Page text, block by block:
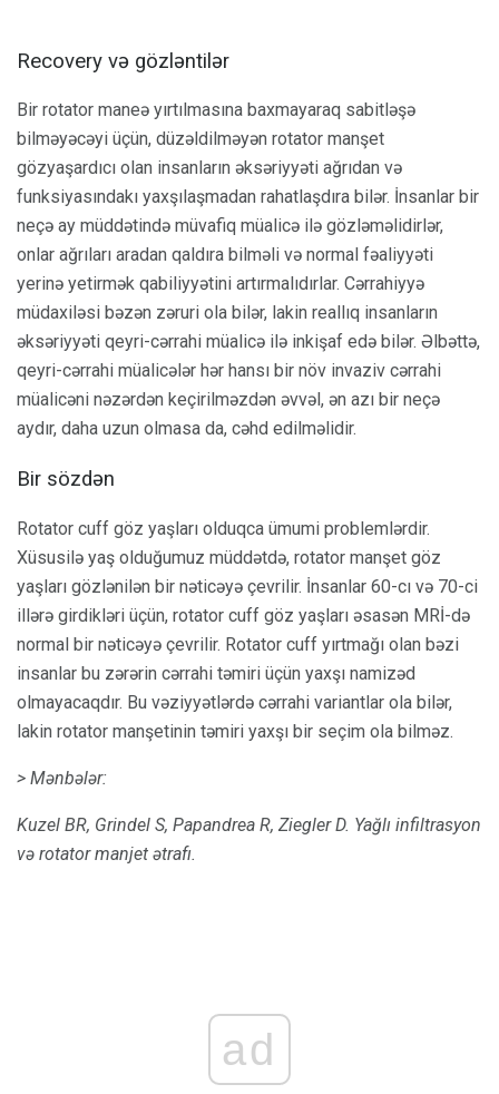
Recovery və gözləntilər
Bir rotator maneə yırtılmasına baxmayaraq sabitləşə
bilməyəcəyi üçün, düzəldilməyən rotator manşet
gözyaşardıcı olan insanların əksəriyyəti ağrıdan və
funksiyasındakı yaxşılaşmadan rahatlaşdıra bilər. İnsanlar bir
neçə ay müddətində müvafiq müalicə ilə gözləməlidirlər,
onlar ağrıları aradan qaldıra bilməli və normal fəaliyyəti
yerinə yetirmək qabiliyyətini artırmalıdırlar. Cərrahiyyə
müdaxiləsi bəzən zəruri ola bilər, lakin reallıq insanların
əksəriyyəti qeyri-cərrahi müalicə ilə inkişaf edə bilər. Əlbəttə,
qeyri-cərrahi müalicələr hər hansı bir növ invaziv cərrahi
müalicəni nəzərdən keçirilməzdən əvvəl, ən azı bir neçə
aydır, daha uzun olmasa da, cəhd edilməlidir.
Bir sözdən
Rotator cuff göz yaşları olduqca ümumi problemlərdir.
Xüsusilə yaş olduğumuz müddətdə, rotator manşet göz
yaşları gözlənilən bir nəticəyə çevrilir. İnsanlar 60-cı və 70-ci
illərə girdikləri üçün, rotator cuff göz yaşları əsasən MRİ-də
normal bir nəticəyə çevrilir. Rotator cuff yırtmağı olan bəzi
insanlar bu zərərin cərrahi təmiri üçün yaxşı namizəd
olmayacaqdır. Bu vəziyyətlərdə cərrahi variantlar ola bilər,
lakin rotator manşetinin təmiri yaxşı bir seçim ola bilməz.
> Mənbələr:
Kuzel BR, Grindel S, Papandrea R, Ziegler D. Yağlı infiltrasyon
və rotator manjet ətrafı.
ad